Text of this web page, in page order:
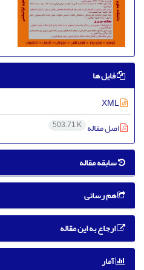
فایل ها
اصل مقاله 503.71 K
سابقه مقاله
هم رسانی
ارجاع به این مقاله
آمار